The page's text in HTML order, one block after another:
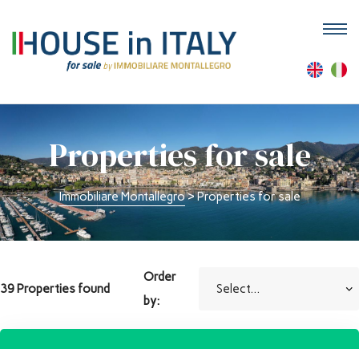
Properties for sale
Immobiliare Montallegro>Properties for sale
39 Properties found
Order
by: